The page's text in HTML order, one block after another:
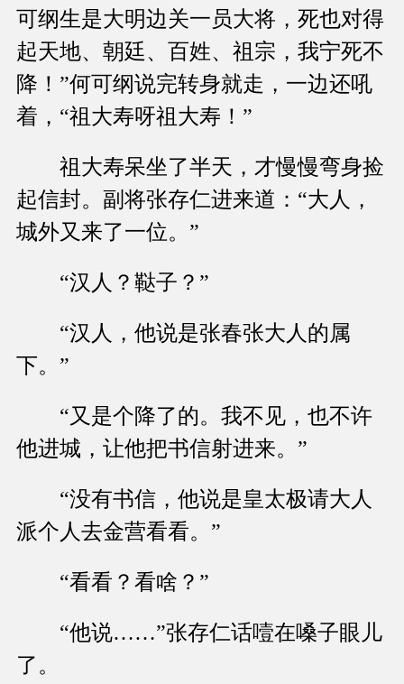
可纲生是大明边关一员大将，死也对得
起天地、朝廷、百姓、祖宗，我宁死不
降！”何可纲说完转身就走，一边还吼
着，“祖大寿呀祖大寿！”
祖大寿呆坐了半天，才慢慢弯身捡
起信封。副将张存仁进来道：“大人，
城外又来了一位。”
“汉人？鞑子？”
“汉人，他说是张春张大人的属
下。”
“又是个降了的。我不见，也不许
他进城，让他把书信射进来。”
“没有书信，他说是皇太极请大人
派个人去金营看看。”
“看看？看啥？”
“他说……”张存仁话噎在嗓子眼儿
了。